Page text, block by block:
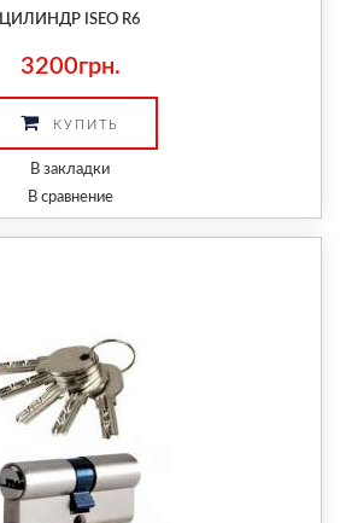
ЦИЛИНДР ISEO R6
3200грн.
КУПИТЬ
В закладки
В сравнение